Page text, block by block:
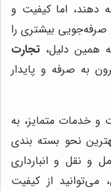
دهند، اما کیفیت و
صرفه‌جویی بیشتری را
همین دلیل، تجارت
به صرفه و پایدار
و خدمات متمایز، به
نحو بسته بندی
و نقل و انبارداری
، می‌توانید از کیفیت